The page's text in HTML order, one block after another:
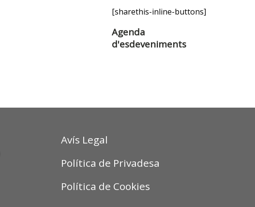
[sharethis-inline-buttons]
Agenda
d'esdeveniments
Avís Legal
Política de Privadesa
Política de Cookies